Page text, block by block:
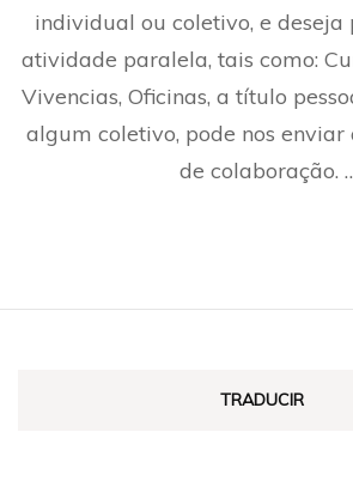
individual ou coletivo, e
atividade paralela, tais como:
Vivencias, Oficinas, a título
algum coletivo, pode nos
de colaboração.
TRADUCIR